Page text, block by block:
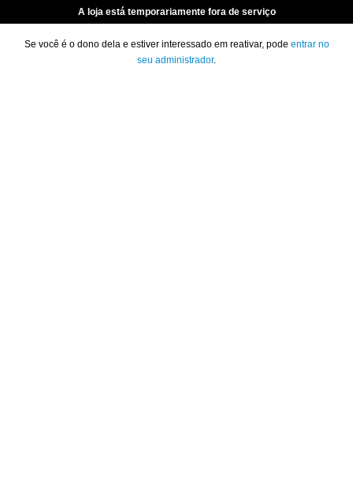
A loja está temporariamente fora de serviço
Se você é o dono dela e estiver interessado em reativar, pode entrar no
seu administrador.